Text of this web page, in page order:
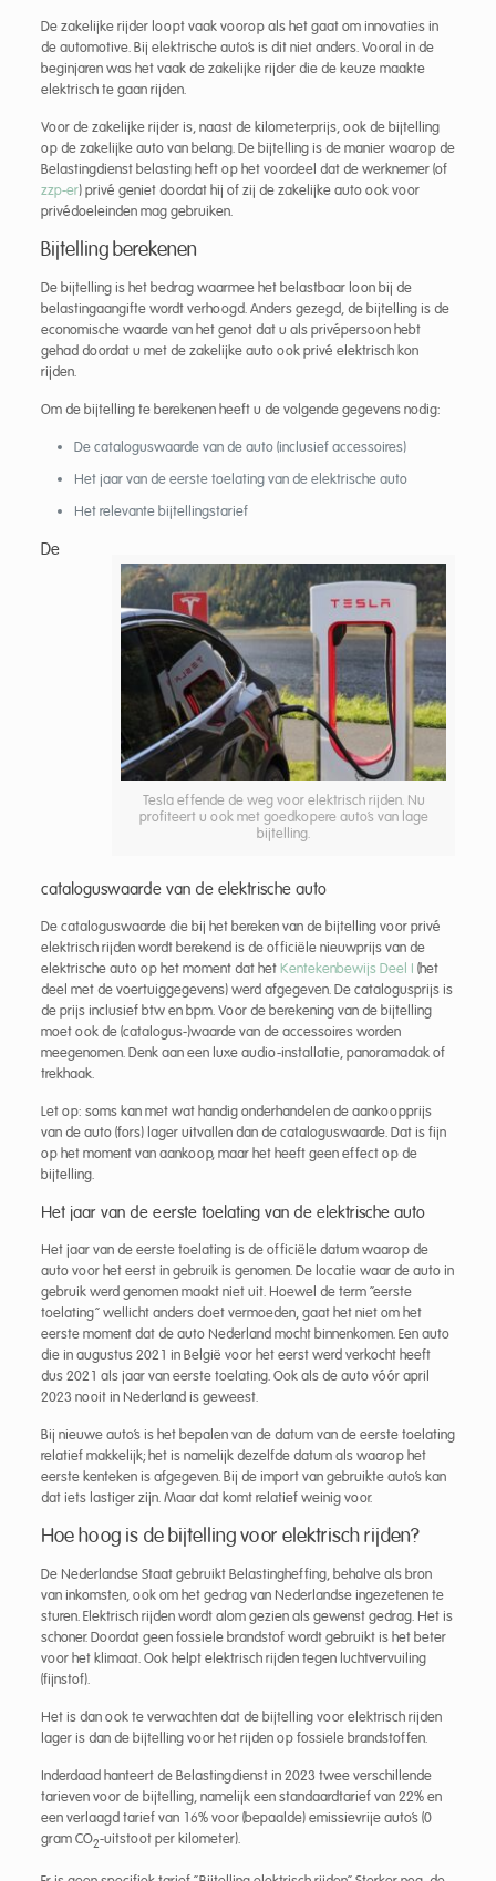
De zakelijke rijder loopt vaak voorop als het gaat om innovaties in
de automotive. Bij elektrische auto’s is dit niet anders. Vooral in de
beginjaren was het vaak de zakelijke rijder die de keuze maakte
elektrisch te gaan rijden.
Voor de zakelijke rijder is, naast de kilometerprijs, ook de bijtelling
op de zakelijke auto van belang. De bijtelling is de manier waarop de
Belastingdienst belasting heft op het voordeel dat de werknemer (of
zzp-er) privé geniet doordat hij of zij de zakelijke auto ook voor
privédoeleinden mag gebruiken.
Bijtelling berekenen
De bijtelling is het bedrag waarmee het belastbaar loon bij de
belastingaangifte wordt verhoogd. Anders gezegd, de bijtelling is de
economische waarde van het genot dat u als privépersoon hebt
gehad doordat u met de zakelijke auto ook privé elektrisch kon
rijden.
Om de bijtelling te berekenen heeft u de volgende gegevens nodig:
De cataloguswaarde van de auto (inclusief accessoires)
Het jaar van de eerste toelating van de elektrische auto
Het relevante bijtellingstarief
Tesla effende de weg voor elektrisch rijden. Nu
profiteert u ook met goedkopere auto’s van lage
bijtelling.
De
cataloguswaarde van de elektrische auto
De cataloguswaarde die bij het bereken van de bijtelling voor privé
elektrisch rijden wordt berekend is de officiële nieuwprijs van de
elektrische auto op het moment dat het Kentekenbewijs Deel I (het
deel met de voertuiggegevens) werd afgegeven. De catalogusprijs is
de prijs inclusief btw en bpm. Voor de berekening van de bijtelling
moet ook de (catalogus-)waarde van de accessoires worden
meegenomen. Denk aan een luxe audio-installatie, panoramadak of
trekhaak.
Let op: soms kan met wat handig onderhandelen de aankoopprijs
van de auto (fors) lager uitvallen dan de cataloguswaarde. Dat is fijn
op het moment van aankoop, maar het heeft geen effect op de
bijtelling.
Het jaar van de eerste toelating van de elektrische auto
Het jaar van de eerste toelating is de officiële datum waarop de
auto voor het eerst in gebruik is genomen. De locatie waar de auto in
gebruik werd genomen maakt niet uit. Hoewel de term “eerste
toelating” wellicht anders doet vermoeden, gaat het niet om het
eerste moment dat de auto Nederland mocht binnenkomen. Een auto
die in augustus 2021 in België voor het eerst werd verkocht heeft
dus 2021 als jaar van eerste toelating. Ook als de auto vóór april
2023 nooit in Nederland is geweest.
Bij nieuwe auto’s is het bepalen van de datum van de eerste toelating
relatief makkelijk; het is namelijk dezelfde datum als waarop het
eerste kenteken is afgegeven. Bij de import van gebruikte auto’s kan
dat iets lastiger zijn. Maar dat komt relatief weinig voor.
Hoe hoog is de bijtelling voor elektrisch rijden?
De Nederlandse Staat gebruikt Belastingheffing, behalve als bron
van inkomsten, ook om het gedrag van Nederlandse ingezetenen te
sturen. Elektrisch rijden wordt alom gezien als gewenst gedrag. Het is
schoner. Doordat geen fossiele brandstof wordt gebruikt is het beter
voor het klimaat. Ook helpt elektrisch rijden tegen luchtvervuiling
(fijnstof).
Het is dan ook te verwachten dat de bijtelling voor elektrisch rijden
lager is dan de bijtelling voor het rijden op fossiele brandstoffen.
Inderdaad hanteert de Belastingdienst in 2023 twee verschillende
tarieven voor de bijtelling, namelijk een standaardtarief van 22% en
een verlaagd tarief van 16% voor (bepaalde) emissievrije auto’s (0
gram CO2-uitstoot per kilometer).